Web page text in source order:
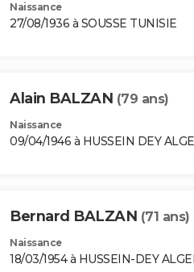
Naissance
27/08/1936 à SOUSSE TUNISIE
Alain BALZAN (79 ans)
Naissance
09/04/1946 à HUSSEIN DEY
Bernard BALZAN (71 ans)
Naissance
18/03/1954 à HUSSEIN-DEY